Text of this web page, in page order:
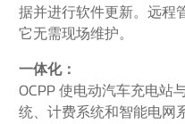
据并进行软件更新。远程
它无需现场维护。
一体化：
OCPP 使电动汽车充电站
统、计费系统和智能电网